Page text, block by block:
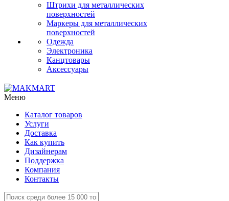
Штрихи для металлических
поверхностей
Маркеры для металлических
поверхностей
Одежда
Электроника
Канцтовары
Аксессуары
Меню
Каталог товаров
Услуги
Доставка
Как купить
Дизайнерам
Поддержка
Компания
Контакты